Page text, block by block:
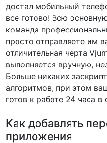
достал мобильный
все готово! Всю
команда
просто отправляете им
отличительная черта
выполняется вручную,
Больше никаких
алгоритмов, при этом
готов к работе 24 часа в
Как добавлять
приложения